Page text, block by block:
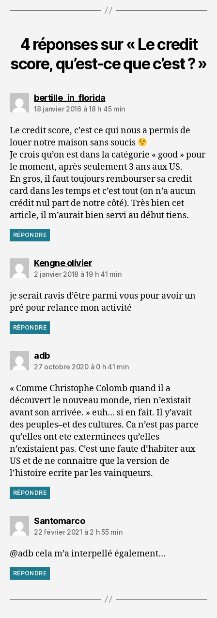
4 réponses sur « Le credit
score, qu’est-ce que c’est ? »
bertille_in_floridadit :
18 janvier 2016 à 18 h 45 min
Le credit score, c’est ce qui nous a permis de
louer notre maison sans soucis
Je crois qu’on est dans la catégorie « good » pour
le moment, après seulement 3 ans aux US.
En gros, il faut toujours rembourser sa credit
card dans les temps et c’est tout (on n’a aucun
crédit nul part de notre côté). Très bien cet
article, il m’aurait bien servi au début tiens.
RÉPONDRE
Kengne olivierdit :
2 janvier 2018 à 19 h 41 min
je serait ravis d’être parmi vous pour avoir un
pré pour relance mon activité
RÉPONDRE
adbdit :
27 octobre 2020 à 0 h 41 min
« Comme Christophe Colomb quand il a
découvert le nouveau monde, rien n’existait
avant son arrivée. » euh… si en fait. Il y’avait
des peuples–et des cultures. Ca n’est pas parce
qu’elles ont ete exterminees qu’elles
n’existaient pas. C’est une faute d’habiter aux
US et de ne connaitre que la version de
l’histoire ecrite par les vainqueurs.
RÉPONDRE
Santomarcodit :
22 février 2021 à 2 h 55 min
@adb cela m’a interpellé également…
RÉPONDRE